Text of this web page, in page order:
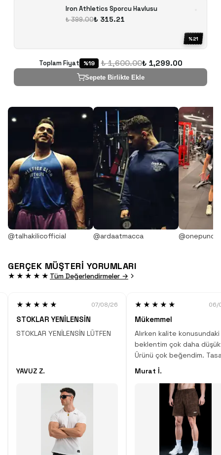
Iron Athletics Sporcu Havlusu
₺ 399.00₺ 315.21
%21
Toplam Fiyat %19 ₺ 1,600.00₺ 1,299.00
Sepete Birlikte Ekle
@talhakilicofficial @ardaatmacca
GERÇEK MÜŞTERİ YORUMLARI
★★★★★ Tüm Değerlendirmeler →
★★★★★ 07/08/26
STOKLAR YENİLENSİN
STOKLAR YENİLENSİN LÜTFEN
YAVUZ Z.
★★★★★ 06/
Mükemmel
Alırken kalite konusundaki
beklentim çok daha
Ürünü çok beğendim.
desen, kumaş kalitesi
Murat İ.